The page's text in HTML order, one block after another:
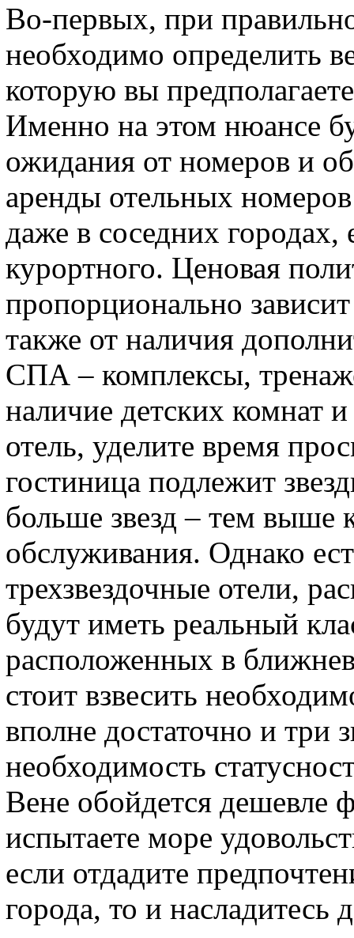
Во-первых, при
необходимо определить
которую вы
Именно на этом нюансе
ожидания от номеров и
аренды отельных
даже в соседних городах,
курортного. Ценовая
пропорционально
также от наличия
СПА – комплексы,
наличие детских комнат
отель, уделите время
гостиница подлежит
больше звезд – тем выше
обслуживания. Однако
трехзвездочные отели,
будут иметь реальный
расположенных в
стоит взвесить
вполне достаточно и три
необходимость
Вене обойдется дешевле
испытаете море
если отдадите
города, то и насладитесь